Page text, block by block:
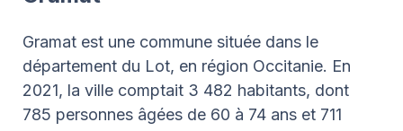
Gramat est une commune située dans le
département du Lot, en région Occitanie. En
2021, la ville comptait 3 482 habitants, dont
785 personnes âgées de 60 à 74 ans et 711